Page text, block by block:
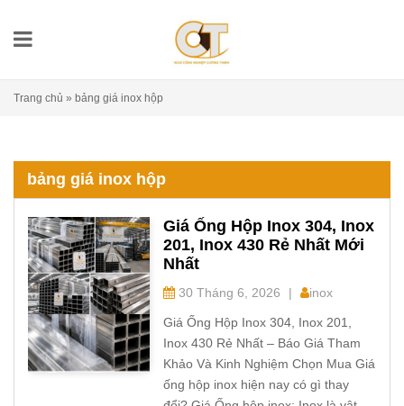
Trang chủ » bảng giá inox hộp
bảng giá inox hộp
Giá Ống Hộp Inox 304, Inox
201, Inox 430 Rẻ Nhất Mới
Nhất
30 Tháng 6, 2026 | inox
Giá Ống Hộp Inox 304, Inox 201,
Inox 430 Rẻ Nhất – Báo Giá Tham
Khảo Và Kinh Nghiệm Chọn Mua Giá
ống hộp inox hiện nay có gì thay